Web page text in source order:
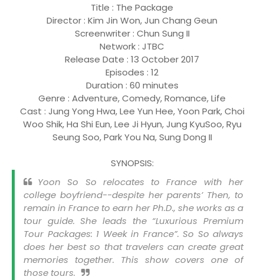
Title : The Package
Director : Kim Jin Won, Jun Chang Geun
Screenwriter : Chun Sung II
Network : JTBC
Release Date : 13 October 2017
Episodes : 12
Duration : 60 minutes
Genre : Adventure, Comedy, Romance, Life
Cast : Jung Yong Hwa, Lee Yun Hee, Yoon Park, Choi
Woo Shik, Ha Shi Eun, Lee Ji Hyun, Jung KyuSoo, Ryu
Seung Soo, Park You Na, Sung Dong II
SYNOPSIS:
Yoon So So relocates to France with her
college boyfriend--despite her parents’ Then, to
remain in France to earn her Ph.D., she works as a
tour guide. She leads the “Luxurious Premium
Tour Packages: 1 Week in France”. So So always
does her best so that travelers can create great
memories together. This show covers one of
those tours.